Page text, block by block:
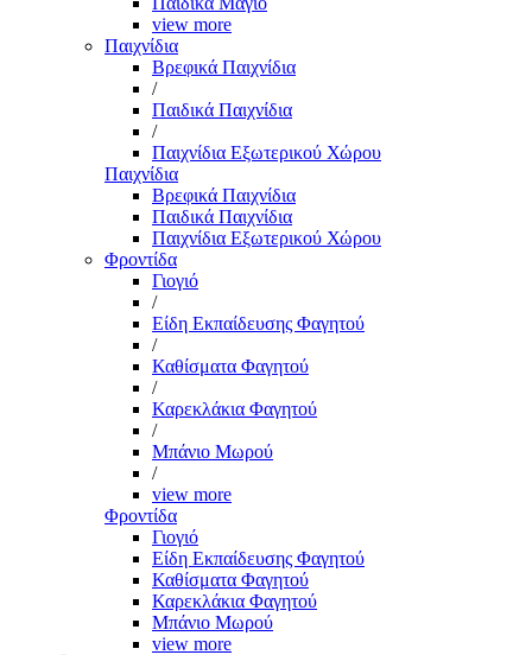
view more
Παιχνίδια
Βρεφικά Παιχνίδια
/
Παιδικά Παιχνίδια
/
Παιχνίδια Εξωτερικού Χώρου
Παιχνίδια
Βρεφικά Παιχνίδια
Παιδικά Παιχνίδια
Παιχνίδια Εξωτερικού Χώρου
Φροντίδα
Γιογιό
/
Είδη Εκπαίδευσης Φαγητού
/
Καθίσματα Φαγητού
/
Καρεκλάκια Φαγητού
/
Μπάνιο Μωρού
/
view more
Φροντίδα
Γιογιό
Είδη Εκπαίδευσης Φαγητού
Καθίσματα Φαγητού
Καρεκλάκια Φαγητού
Μπάνιο Μωρού
view more